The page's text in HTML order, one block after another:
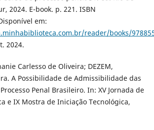
2024. E-book. p. 221. ISBN
em:
reader/books/
2024.
Carlesso de Oliveira; DEZEM,
A Possibilidade de Admissibilidade das
Penal Brasileiro. In: XV Jornada de
e IX Mostra de Iniciação Tecnológica,